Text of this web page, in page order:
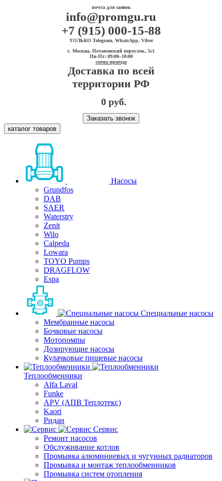
почта для заявок
info@promgu.ru
+7 (915) 000-15-88
ТОЛЬКО Telegram, WhatsApp, Viber
г. Москва, Потаповский переулок, 5с1
Пн-Пт: 09:00–18:00
схема проезда
Доставка по всей
территории РФ
0 руб.
Заказать звонок
каталог товаров
Насосы
Grundfos
DAB
SAER
Waterstry
Zenit
Wilo
Calpeda
Lowara
TOYO Pumps
DRAGFLOW
Espa
Специальные насосы
Мембранные насосы
Бочковые насосы
Мотопомпы
Дозирующие насосы
Кулачковые пищевые насосы
Теплообменники
Alfa Laval
Funke
APV (АПВ Теплотекс)
Kaori
Ридан
Сервис
Ремонт насосов
Обслуживание котлов
Промывка алюминиевых и чугунных радиаторов
Промывка и монтаж теплообменников
Промывка систем отопления